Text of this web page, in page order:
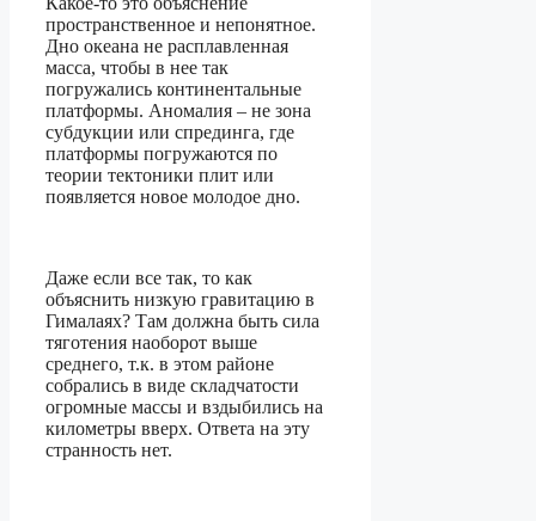
пространственное и непонятное.
Дно океана не расплавленная
масса, чтобы в нее так
погружались континентальные
платформы. Аномалия – не зона
субдукции или спрединга, где
платформы погружаются по
теории тектоники плит или
появляется новое молодое дно.
Даже если все так, то как
объяснить низкую гравитацию в
Гималаях? Там должна быть сила
тяготения наоборот выше
среднего, т.к. в этом районе
собрались в виде складчатости
огромные массы и вздыбились на
километры вверх. Ответа на эту
странность нет.